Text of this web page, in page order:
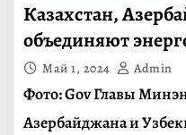
Казахстан,
объединяют
Май 1, 2024 Admin
Фото: Gov Главы
Азербайджана и